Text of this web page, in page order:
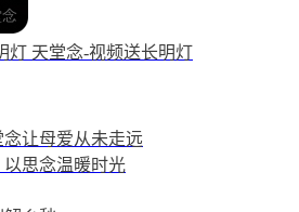
灯 天堂念-视频送长明灯
让母爱从未走远
思念温暖时光